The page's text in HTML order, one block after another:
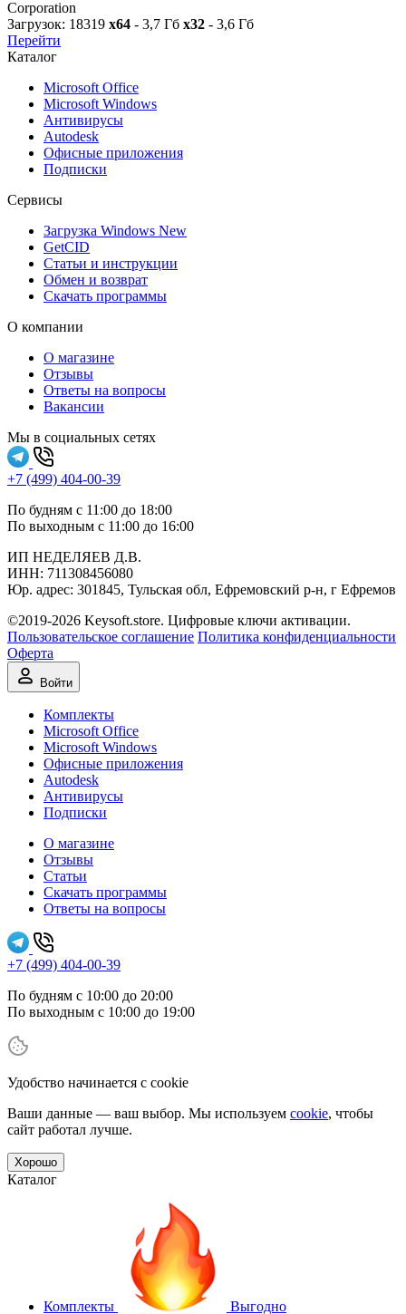
Corporation
Загрузок: 18319 x64 - 3,7 Гб x32 - 3,6 Гб
Перейти
Каталог
Microsoft Office
Microsoft Windows
Антивирусы
Autodesk
Офисные приложения
Подписки
Сервисы
Загрузка Windows New
GetCID
Статьи и инструкции
Обмен и возврат
Скачать программы
О компании
О магазине
Отзывы
Ответы на вопросы
Вакансии
Мы в социальных сетях
+7 (499) 404-00-39
По будням с 11:00 до 18:00
По выходным с 11:00 до 16:00
ИП НЕДЕЛЯЕВ Д.В.
ИНН: 711308‍456080
Юр. адрес: 301845, Тульская обл, Ефремовский р-н, г Ефремов
©2019-2026 Keysoft.store. Цифровые ключи активации.
Пользовательское соглашение Политика конфиденциальности
Оферта
Войти
Комплекты
Microsoft Office
Microsoft Windows
Офисные приложения
Autodesk
Антивирусы
Подписки
О магазине
Отзывы
Статьи
Скачать программы
Ответы на вопросы
+7 (499) 404-00-39
По будням с 10:00 до 20:00
По выходным с 10:00 до 19:00
Удобство начинается с cookie
Ваши данные — ваш выбор. Мы используем cookie, чтобы
сайт работал лучше.
Хорошо
Каталог
Комплекты
Выгодно